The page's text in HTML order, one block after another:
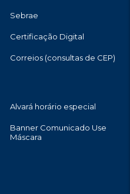
Sebrae
Certificação Digital
Correios (consultas de CEP)
Alvará horário especial
Banner Comunicado Use
Máscara